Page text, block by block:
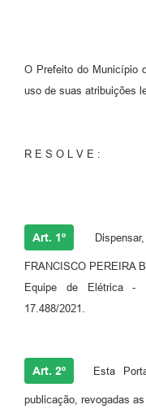
O Prefeito do Município
uso de suas atribuições
R E S O L V E :
Art. 1º
FRANCISCO PEREIRA
Equipe de Elétrica -
17.488/2021.
Art. 2º Esta
publicação, revogadas